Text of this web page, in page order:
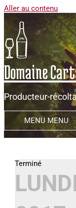
Aller au contenu
Domaine
Producteur-
MENU MENU